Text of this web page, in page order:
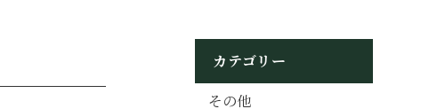
カテゴリー
その他